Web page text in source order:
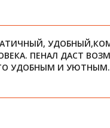
ПЕНАЛ ДАСТ
УДОБНЫМ И УЮТНЫМ.